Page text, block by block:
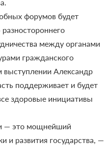
форумов будет
между органами
гражданского
Александр
поддерживает и будет
здоровые инициативы
— это мощнейший
и развития государства, —